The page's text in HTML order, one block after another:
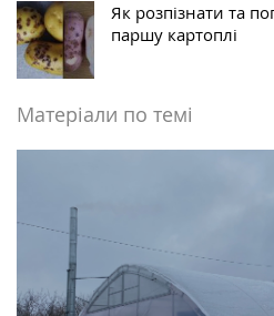
Як розпізнати та
паршу картоплі
Матеріали по темі